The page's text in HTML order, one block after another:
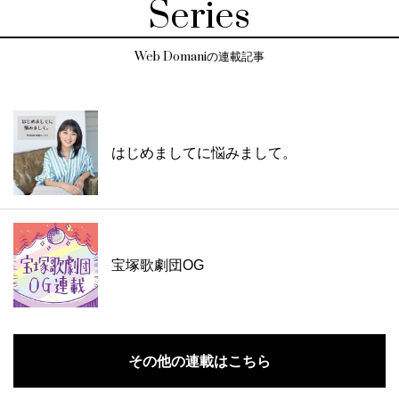
Series
Web Domaniの連載記事
はじめましてに悩みまして。
宝塚歌劇団OG
その他の連載はこちら